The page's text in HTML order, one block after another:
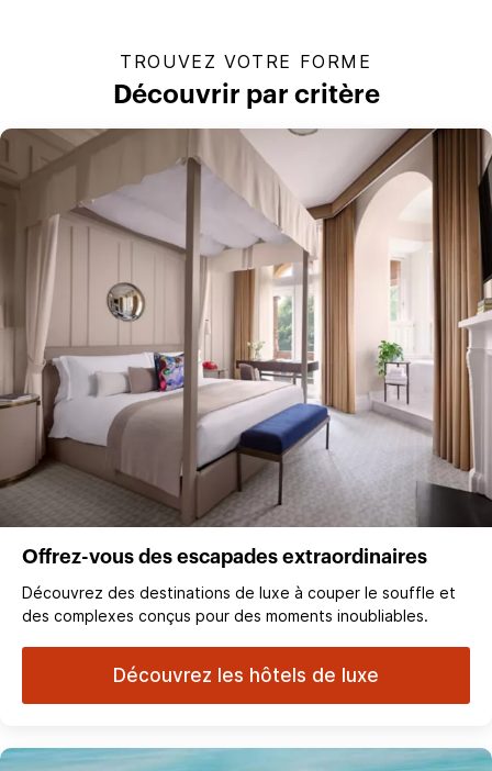
TROUVEZ VOTRE FORME
Découvrir par critère
Offrez-vous des escapades extraordinaires
Découvrez des destinations de luxe à couper le souffle et
des complexes conçus pour des moments inoubliables.
Découvrez les hôtels de luxe